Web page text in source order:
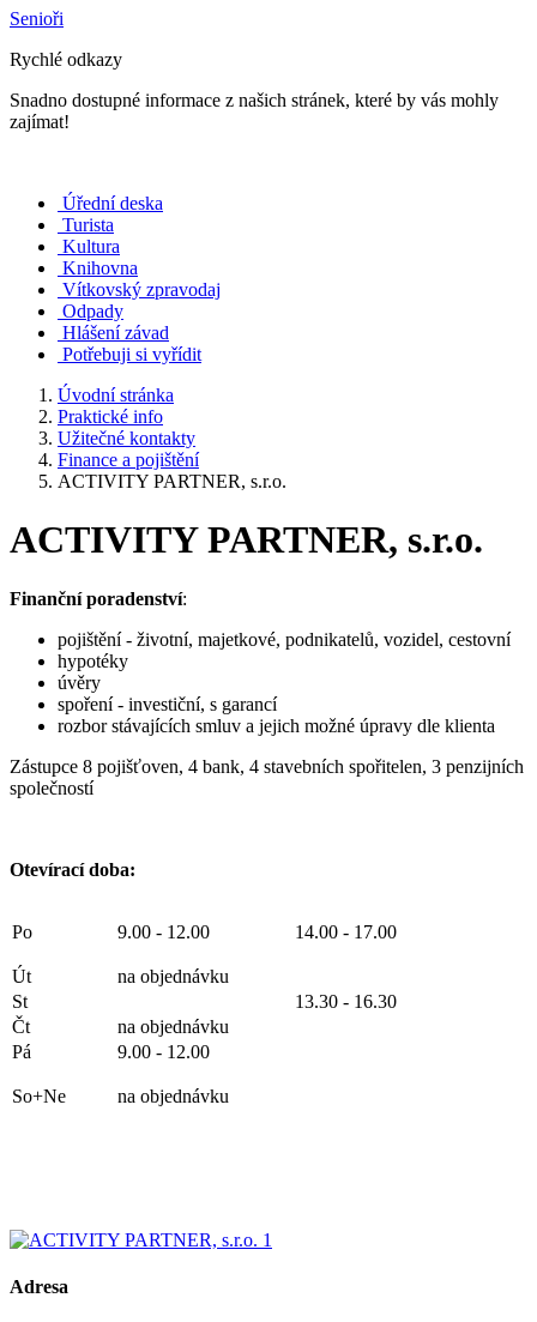
Senioři
Rychlé odkazy
Snadno dostupné informace z našich stránek, které by vás mohly
zajímat!
Úřední deska
Turista
Kultura
Knihovna
Vítkovský zpravodaj
Odpady
Hlášení závad
Potřebuji si vyřídit
Úvodní stránka
Praktické info
Užitečné kontakty
Finance a pojištění
ACTIVITY PARTNER, s.r.o.
ACTIVITY PARTNER, s.r.o.
Finanční poradenství:
pojištění - životní, majetkové, podnikatelů, vozidel, cestovní
hypotéky
úvěry
spoření - investiční, s garancí
rozbor stávajících smluv a jejich možné úpravy dle klienta
Zástupce 8 pojišťoven, 4 bank, 4 stavebních spořitelen, 3 penzijních
společností
Otevírací doba:
Po 9.00 - 12.00 14.00 - 17.00
Út
na objednávku
St
13.30 - 16.30
Čt
na objednávku
Pá
9.00 - 12.00
So+Ne na objednávku
Adresa